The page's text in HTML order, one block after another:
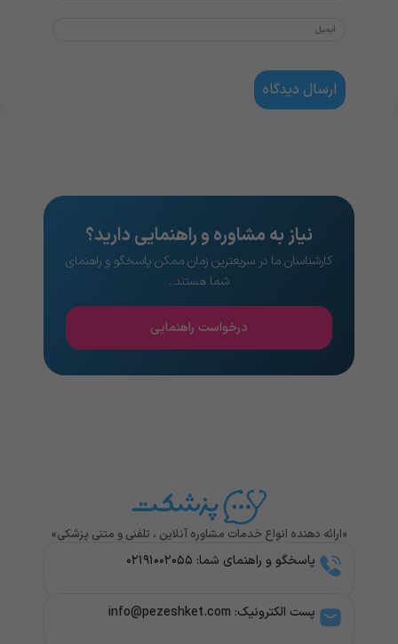
نیاز به مشاوره و راهنمایی دارید؟
کارشناسان ما در سریعترین زمان ممکن پاسخگو و راهنمای
شما هستند..
درخواست راهنمایی
«ارائه دهنده انواع خدمات مشاوره آنلاین ، تلفنی و متنی پزشکی»
پاسخگو و راهنمای شما: ۰۲۱۹۱۰۰۲۰۵۵
پست الکترونیک: info@pezeshket.com​